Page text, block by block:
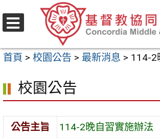
至
要
容
首頁 > 校園公告 > 最新消息 > 114-2
校園公告
公告主旨
114-2晚自習實施辦法
選
單